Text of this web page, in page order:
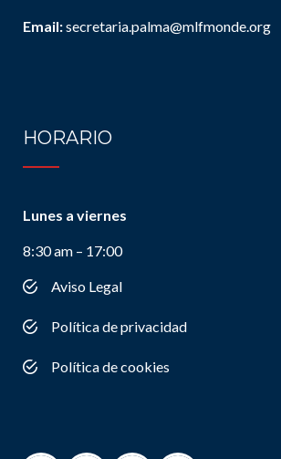
Email:secretaria.palma@mlfmonde.org
HORARIO
Lunes a viernes
8:30 am – 17:00
Aviso Legal
Política de privacidad
Política de cookies